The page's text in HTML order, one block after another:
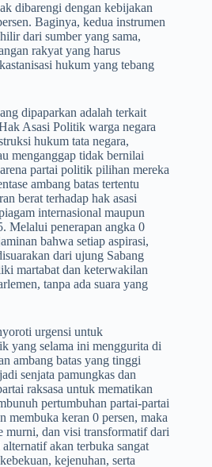
dibarengi dengan kebijakan
Baginya, kedua instrumen
dari sumber yang sama,
rakyat yang harus
hukum yang tebang
dipaparkan adalah terkait
Asasi Politik warga negara
hukum tata negara,
menganggap tidak bernilai
partai politik pilihan mereka
ambang batas tertentu
berat terhadap hak asasi
internasional maupun
Melalui penerapan angka 0
bahwa setiap aspirasi,
dari ujung Sabang
martabat dan keterwakilan
tanpa ada suara yang
urgensi untuk
yang selama ini menggurita di
ambang batas yang tinggi
senjata pamungkas dan
raksasa untuk mematikan
pertumbuhan partai-partai
membuka keran 0 persen, maka
murni, dan visi transformatif dari
akan terbuka sangat
kejenuhan, serta